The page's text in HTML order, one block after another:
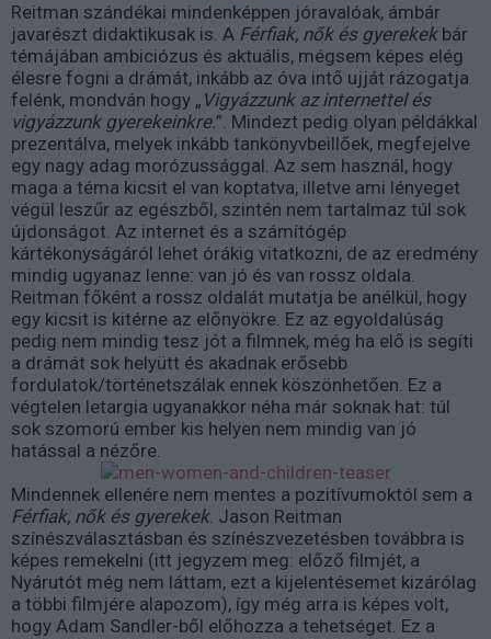
Reitman szándékai mindenképpen jóravalóak, ámbár
javarészt didaktikusak is. A Férfiak, nők és gyerekekbár
témájában ambiciózus és aktuális, mégsem képes elég
élesre fogni a drámát, inkább az óva intő ujját rázogatja
felénk, mondván hogy „ Vigyázzunk az internettel és
vigyázzunk gyerekeinkre.”. Mindezt pedig olyan példákkal
prezentálva, melyek inkább tankönyvbeillőek, megfejelve
egy nagy adag morózussággal. Az sem használ, hogy
maga a téma kicsit el van koptatva, illetve ami lényeget
végül leszűr az egészből, szintén nem tartalmaz túl sok
újdonságot. Az internet és a számítógép
kártékonyságáról lehet órákig vitatkozni, de az eredmény
mindig ugyanaz lenne: van jó és van rossz oldala.
Reitman főként a rossz oldalát mutatja be anélkül, hogy
egy kicsit is kitérne az előnyökre. Ez az egyoldalúság
pedig nem mindig tesz jót a filmnek, még ha elő is segíti
a drámát sok helyütt és akadnak erősebb
fordulatok/történetszálak ennek köszönhetően. Ez a
végtelen letargia ugyanakkor néha már soknak hat: túl
sok szomorú ember kis helyen nem mindig van jó
hatással a nézőre.
Mindennek ellenére nem mentes a pozitívumoktól sem a
Férfiak, nők és gyerekek. Jason Reitman
színészválasztásban és színészvezetésben továbbra is
képes remekelni (itt jegyzem meg: előző filmjét, a
Nyárutót még nem láttam, ezt a kijelentésemet kizárólag
a többi filmjére alapozom), így még arra is képes volt,
hogy Adam Sandler-ből előhozza a tehetséget. Ez a